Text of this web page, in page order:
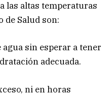
las altas temperaturas
de Salud son:
sin esperar a tener
adecuada.
ni en horas